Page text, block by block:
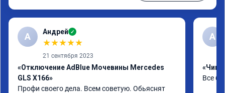
А Андрей ✓
★★★★★
21 сентября 2023
«Отключение AdBlue Мочевины Mercedes
GLS X166»
Профи своего дела. Всем советую. Обьяснят
А
«Чип
Все